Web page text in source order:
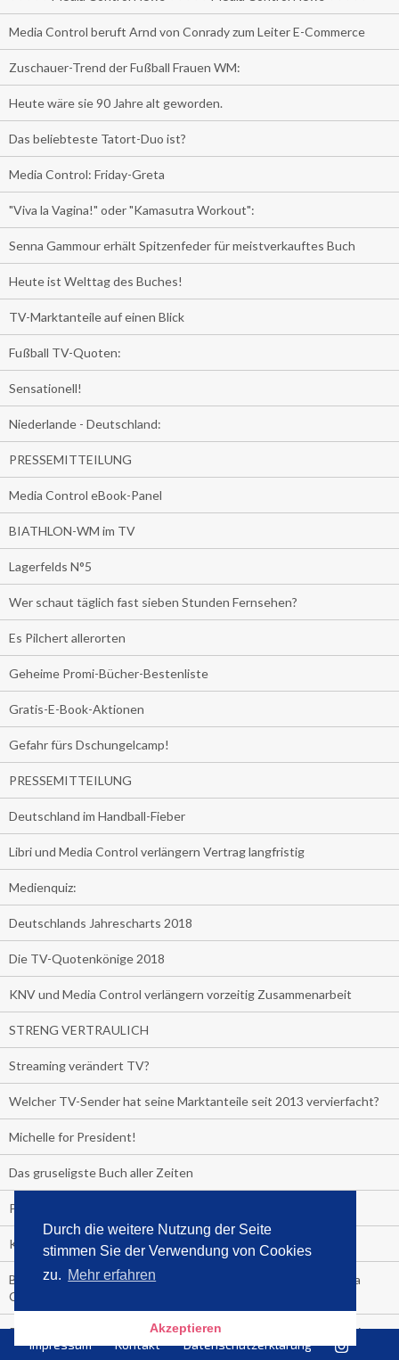
Durch die weitere Nutzung der Seite
stimmen Sie der Verwendung von Cookies
zu. Mehr erfahren
Akzeptieren
Media Control beruft Arnd von Conrady zum Leiter E-Commerce
Zuschauer-Trend der Fußball Frauen WM:
Heute wäre sie 90 Jahre alt geworden.
Das beliebteste Tatort-Duo ist?
Media Control: Friday-Greta
"Viva la Vagina!" oder "Kamasutra Workout":
Senna Gammour erhält Spitzenfeder für meistverkauftes Buch
Heute ist Welttag des Buches!
TV-Marktanteile auf einen Blick
Fußball TV-Quoten:
Sensationell!
Niederlande - Deutschland:
PRESSEMITTEILUNG
Media Control eBook-Panel
BIATHLON-WM im TV
Lagerfelds N°5
Wer schaut täglich fast sieben Stunden Fernsehen?
Es Pilchert allerorten
Geheime Promi-Bücher-Bestenliste
Gratis-E-Book-Aktionen
Gefahr fürs Dschungelcamp!
PRESSEMITTEILUNG
Deutschland im Handball-Fieber
Libri und Media Control verlängern Vertrag langfristig
Medienquiz:
Deutschlands Jahrescharts 2018
Die TV-Quotenkönige 2018
KNV und Media Control verlängern vorzeitig Zusammenarbeit
STRENG VERTRAULICH
Streaming verändert TV?
Welcher TV-Sender hat seine Marktanteile seit 2013 vervierfacht?
Michelle for President!
Das gruseligste Buch aller Zeiten
Promi-Biografien
Kerkeling erhält Spitzenfeder für meistverkauftes Buch
Börsenverein und MVB verlängern vorzeitig Verträge mit Media
Control bis 2024
PocketBook, Ceebo und Umbreit bringen Hörbuch-Downloads in
die Cloud
Impressum Kontakt Datenschutzerklärung